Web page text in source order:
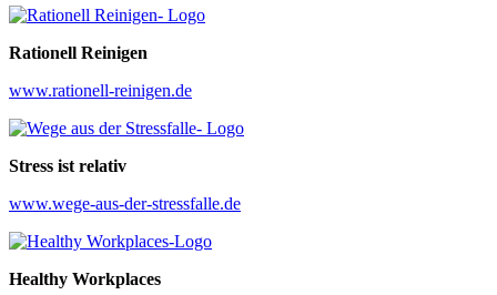
Rationell Reinigen
www.rationell-reinigen.de
Stress ist relativ
www.wege-aus-der-stressfalle.de
Healthy Workplaces